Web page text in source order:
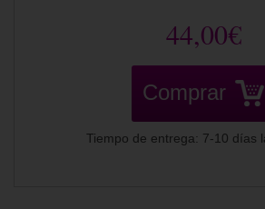
44,00€
Comprar
Tiempo de entrega: 7-10 días